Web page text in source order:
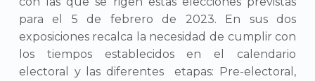
para el 5 de febrero de 2023. En sus dos
exposiciones recalca la necesidad de cumplir con
los tiempos establecidos en el calendario
electoral y las diferentes etapas: Pre-electoral,